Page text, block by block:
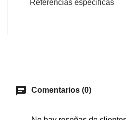
Referencias específicas
chat Comentarios (0)